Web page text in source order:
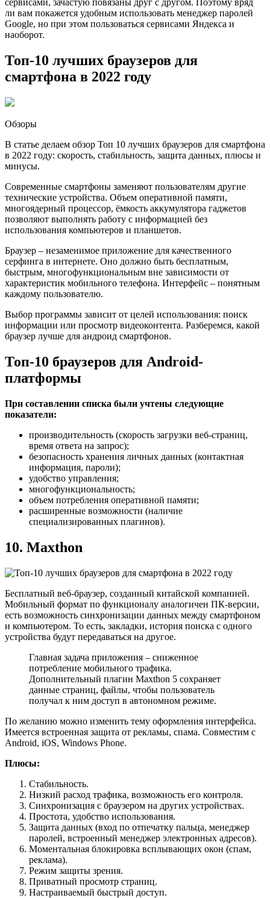
сервисами, зачастую повязаны друг с другом. Поэтому вряд
ли вам покажется удобным использовать менеджер паролей
Google, но при этом пользоваться сервисами Яндекса и
наоборот.
Топ-10 лучших браузеров для
смартфона в 2022 году
Обзоры
В статье делаем обзор Топ 10 лучших браузеров для смартфона
в 2022 году: скорость, стабильность, защита данных, плюсы и
минусы.
Современные смартфоны заменяют пользователям другие
технические устройства. Объем оперативной памяти,
многоядерный процессор, ёмкость аккумулятора гаджетов
позволяют выполнять работу с информацией без
использования компьютеров и планшетов.
Браузер – незаменимое приложение для качественного
серфинга в интернете. Оно должно быть бесплатным,
быстрым, многофункциональным вне зависимости от
характеристик мобильного телефона. Интерфейс – понятным
каждому пользователю.
Выбор программы зависит от целей использования: поиск
информации или просмотр видеоконтента. Разберемся, какой
браузер лучше для андроид смартфонов.
Топ-10 браузеров для Android-
платформы
При составлении списка были учтены следующие
показатели:
производительность (скорость загрузки веб-страниц,
время ответа на запрос);
безопасность хранения личных данных (контактная
информация, пароли);
удобство управления;
многофункциональность;
объем потребления оперативной памяти;
расширенные возможности (наличие
специализированных плагинов).
10. Maxthon
Бесплатный веб-браузер, созданный китайской компанией.
Мобильный формат по функционалу аналогичен ПК-версии,
есть возможность синхронизации данных между смартфоном
и компьютером. То есть, закладки, история поиска с одного
устройства будут передаваться на другое.
Главная задача приложения – сниженное
потребление мобильного трафика.
Дополнительный плагин Maxthon 5 сохраняет
данные страниц, файлы, чтобы пользователь
получал к ним доступ в автономном режиме.
По желанию можно изменить тему оформления интерфейса.
Имеется встроенная защита от рекламы, спама. Совместим с
Android, iOS, Windows Phone.
Плюсы:
Стабильность.
Низкий расход трафика, возможность его контроля.
Синхронизация с браузером на других устройствах.
Простота, удобство использования.
Защита данных (вход по отпечатку пальца, менеджер
паролей, встроенный менеджер электронных адресов).
Моментальная блокировка всплывающих окон (спам,
реклама).
Режим защиты зрения.
Приватный просмотр страниц.
Настраиваемый быстрый доступ.